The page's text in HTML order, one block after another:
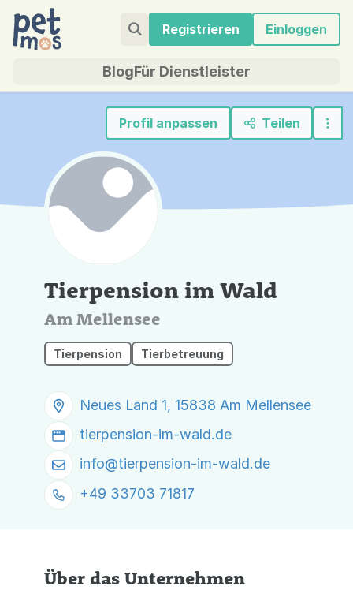
Registrieren Einloggen
BlogFür Dienstleister
Profil anpassen Teilen
Tierpension im Wald
Am Mellensee
Tierpension Tierbetreuung
Neues Land 1, 15838 Am Mellensee
tierpension-im-wald.de
info@tierpension-im-wald.de
+49 33703 71817
Über das Unternehmen